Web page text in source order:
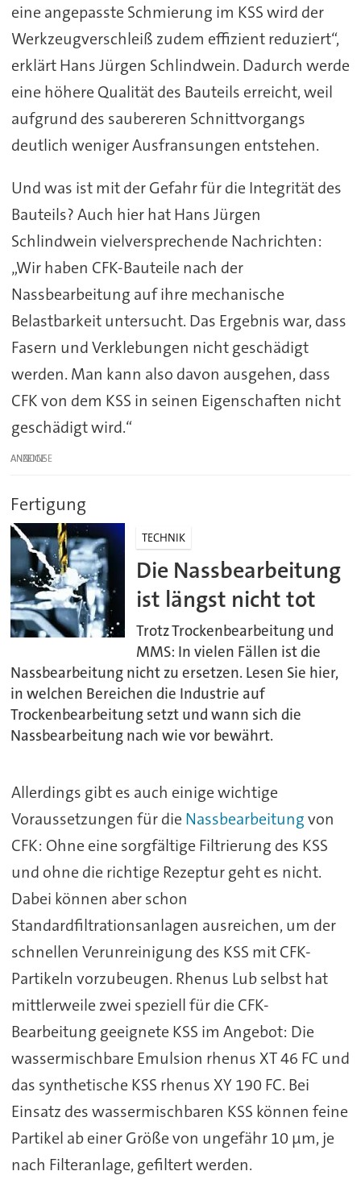
eine angepasste Schmierung im KSS wird der
Werkzeugverschleiß zudem effizient reduziert“,
erklärt Hans Jürgen Schlindwein. Dadurch werde
eine höhere Qualität des Bauteils erreicht, weil
aufgrund des saubereren Schnittvorgangs
deutlich weniger Ausfransungen entstehen.
Und was ist mit der Gefahr für die Integrität des
Bauteils? Auch hier hat Hans Jürgen
Schlindwein vielversprechende Nachrichten:
„Wir haben CFK-Bauteile nach der
Nassbearbeitung auf ihre mechanische
Belastbarkeit untersucht. Das Ergebnis war, dass
Fasern und Verklebungen nicht geschädigt
werden. Man kann also davon ausgehen, dass
CFK von dem KSS in seinen Eigenschaften nicht
geschädigt wird.“
ANZEIGE
Fertigung
TECHNIK
Die Nassbearbeitung
ist längst nicht tot
Trotz Trockenbearbeitung und
MMS: In vielen Fällen ist die
Nassbearbeitung nicht zu ersetzen. Lesen Sie hier,
in welchen Bereichen die Industrie auf
Trockenbearbeitung setzt und wann sich die
Nassbearbeitung nach wie vor bewährt.
Allerdings gibt es auch einige wichtige
Voraussetzungen für die Nassbearbeitungvon
CFK: Ohne eine sorgfältige Filtrierung des KSS
und ohne die richtige Rezeptur geht es nicht.
Dabei können aber schon
Standardfiltrationsanlagen ausreichen, um der
schnellen Verunreinigung des KSS mit CFK-
Partikeln vorzubeugen. Rhenus Lub selbst hat
mittlerweile zwei speziell für die CFK-
Bearbeitung geeignete KSS im Angebot: Die
wassermischbare Emulsion rhenus XT 46 FC und
das synthetische KSS rhenus XY 190 FC. Bei
Einsatz des wassermischbaren KSS können feine
Partikel ab einer Größe von ungefähr 10 µm, je
nach Filteranlage, gefiltert werden.